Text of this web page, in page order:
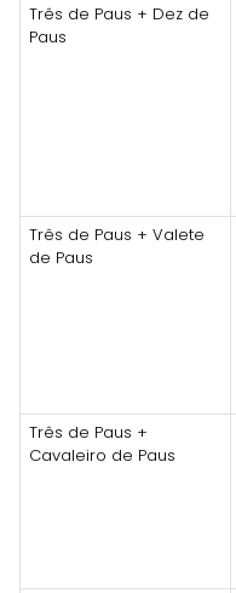
Três de Paus + Dez de
Paus
Três de Paus + Valete
de Paus
Três de Paus +
Cavaleiro de Paus